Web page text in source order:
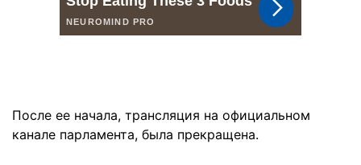
После ее начала, трансляция на официальном
канале парламента, была прекращена.